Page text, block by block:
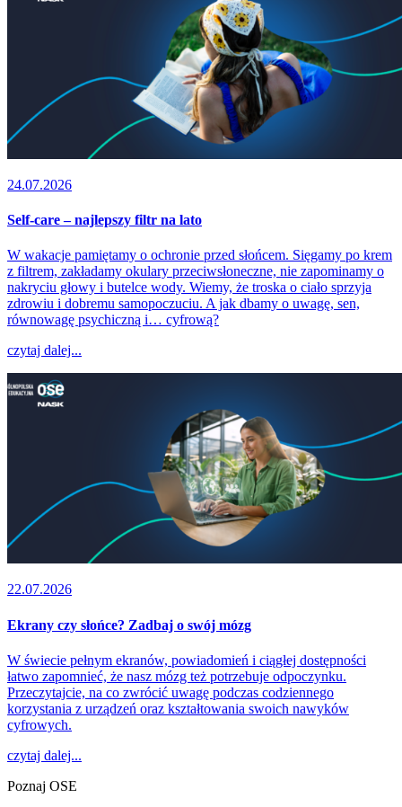
24.07.2026
Self-care – najlepszy filtr na lato
W wakacje pamiętamy o ochronie przed słońcem. Sięgamy po krem
z filtrem, zakładamy okulary przeciwsłoneczne, nie zapominamy o
nakryciu głowy i butelce wody. Wiemy, że troska o ciało sprzyja
zdrowiu i dobremu samopoczuciu. A jak dbamy o uwagę, sen,
równowagę psychiczną i… cyfrową?
czytaj dalej...
22.07.2026
Ekrany czy słońce? Zadbaj o swój mózg
W świecie pełnym ekranów, powiadomień i ciągłej dostępności
łatwo zapomnieć, że nasz mózg też potrzebuje odpoczynku.
Przeczytajcie, na co zwrócić uwagę podczas codziennego
korzystania z urządzeń oraz kształtowania swoich nawyków
cyfrowych.
czytaj dalej...
Poznaj OSE